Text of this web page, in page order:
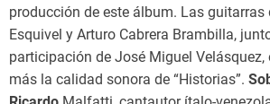
producción de este álbum. Las guitarras
Esquivel y Arturo Cabrera Brambilla,
participación de José Miguel Velásquez,
más la calidad sonora de “Historias”.